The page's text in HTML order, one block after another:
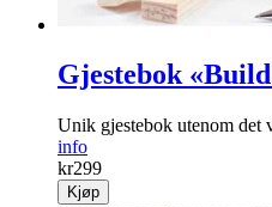
Gjestebok
Unik gjestebok utenom det
info
kr299
Kjøp